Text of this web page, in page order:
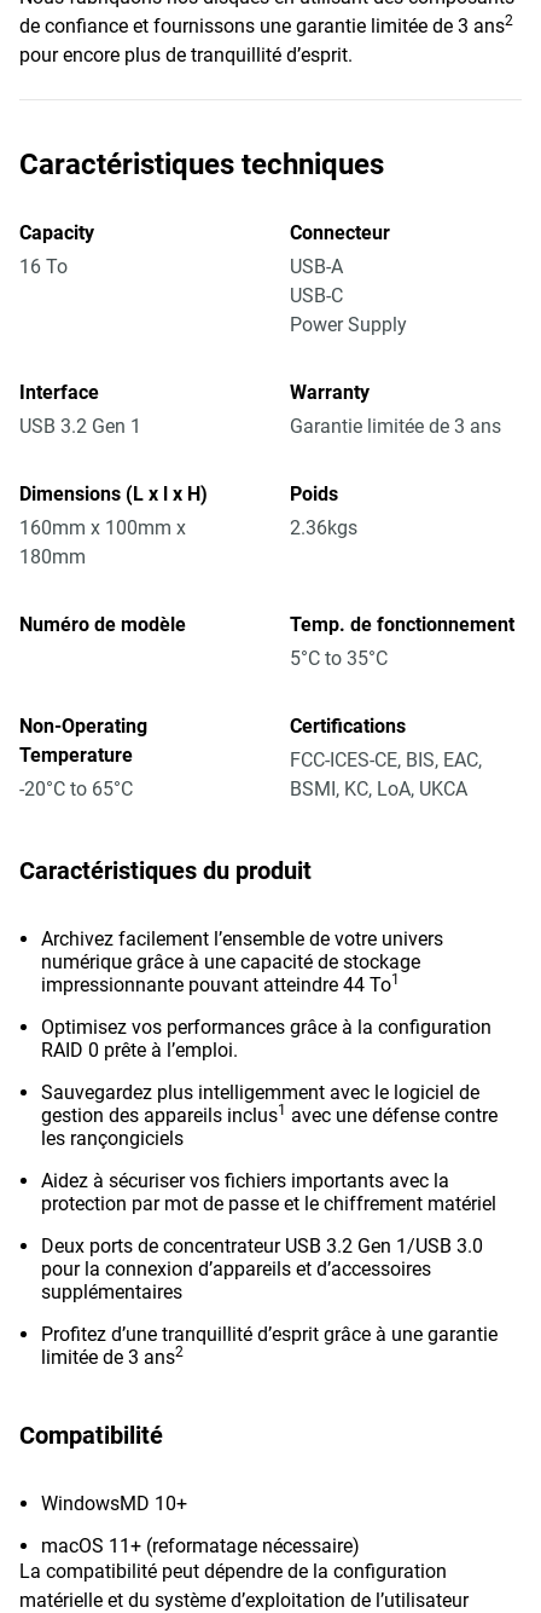
de confiance et fournissons une garantie limitée de 3 ans2
pour encore plus de tranquillité d’esprit.
Caractéristiques techniques
Capacity
16 To
Connecteur
USB-A
USB-C
Power Supply
Interface
USB 3.2 Gen 1
Warranty
Garantie limitée de 3 ans
Dimensions (L x l x H)
160mm x 100mm x
180mm
Poids
2.36kgs
Numéro de modèle
Temp. de fonctionnement
5°C to 35°C
Non-Operating
Temperature
-20°C to 65°C
Certifications
FCC-ICES-CE, BIS, EAC,
BSMI, KC, LoA, UKCA
Caractéristiques du produit
Archivez facilement l’ensemble de votre univers
numérique grâce à une capacité de stockage
impressionnante pouvant atteindre 44 To1
Optimisez vos performances grâce à la configuration
RAID 0 prête à l’emploi.
Sauvegardez plus intelligemment avec le logiciel de
gestion des appareils inclus1
avec une défense contre
les rançongiciels
Aidez à sécuriser vos fichiers importants avec la
protection par mot de passe et le chiffrement matériel
Deux ports de concentrateur USB 3.2 Gen 1/USB 3.0
pour la connexion d’appareils et d’accessoires
supplémentaires
Profitez d’une tranquillité d’esprit grâce à une garantie
limitée de 3 ans2
Compatibilité
WindowsMD 10+
macOS 11+ (reformatage nécessaire)
La compatibilité peut dépendre de la configuration
matérielle et du système d’exploitation de l’utilisateur